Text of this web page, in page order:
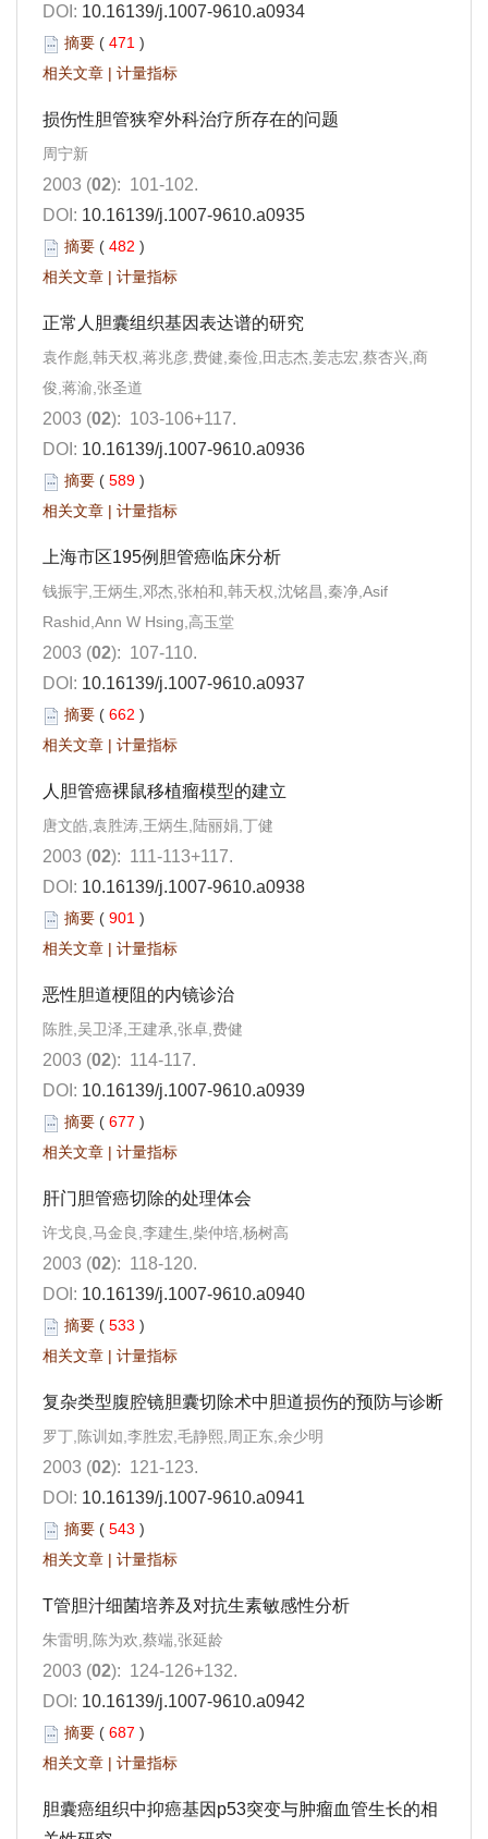
DOI: 10.16139/j.1007-9610.a0934
摘要 ( 471 )
相关文章 | 计量指标
损伤性胆管狭窄外科治疗所存在的问题
周宁新
2003 (02): 101-102.
DOI: 10.16139/j.1007-9610.a0935
摘要 ( 482 )
相关文章 | 计量指标
正常人胆囊组织基因表达谱的研究
袁作彪,韩天权,蒋兆彦,费健,秦俭,田志杰,姜志宏,蔡杏兴,商
俊,蒋渝,张圣道
2003 (02): 103-106+117.
DOI: 10.16139/j.1007-9610.a0936
摘要 ( 589 )
相关文章 | 计量指标
上海市区195例胆管癌临床分析
钱振宇,王炳生,邓杰,张柏和,韩天权,沈铭昌,秦净,Asif
Rashid,Ann W Hsing,高玉堂
2003 (02): 107-110.
DOI: 10.16139/j.1007-9610.a0937
摘要 ( 662 )
相关文章 | 计量指标
人胆管癌裸鼠移植瘤模型的建立
唐文皓,袁胜涛,王炳生,陆丽娟,丁健
2003 (02): 111-113+117.
DOI: 10.16139/j.1007-9610.a0938
摘要 ( 901 )
相关文章 | 计量指标
恶性胆道梗阻的内镜诊治
陈胜,吴卫泽,王建承,张卓,费健
2003 (02): 114-117.
DOI: 10.16139/j.1007-9610.a0939
摘要 ( 677 )
相关文章 | 计量指标
肝门胆管癌切除的处理体会
许戈良,马金良,李建生,柴仲培,杨树高
2003 (02): 118-120.
DOI: 10.16139/j.1007-9610.a0940
摘要 ( 533 )
相关文章 | 计量指标
复杂类型腹腔镜胆囊切除术中胆道损伤的预防与诊断
罗丁,陈训如,李胜宏,毛静熙,周正东,余少明
2003 (02): 121-123.
DOI: 10.16139/j.1007-9610.a0941
摘要 ( 543 )
相关文章 | 计量指标
T管胆汁细菌培养及对抗生素敏感性分析
朱雷明,陈为欢,蔡端,张延龄
2003 (02): 124-126+132.
DOI: 10.16139/j.1007-9610.a0942
摘要 ( 687 )
相关文章 | 计量指标
胆囊癌组织中抑癌基因p53突变与肿瘤血管生长的相